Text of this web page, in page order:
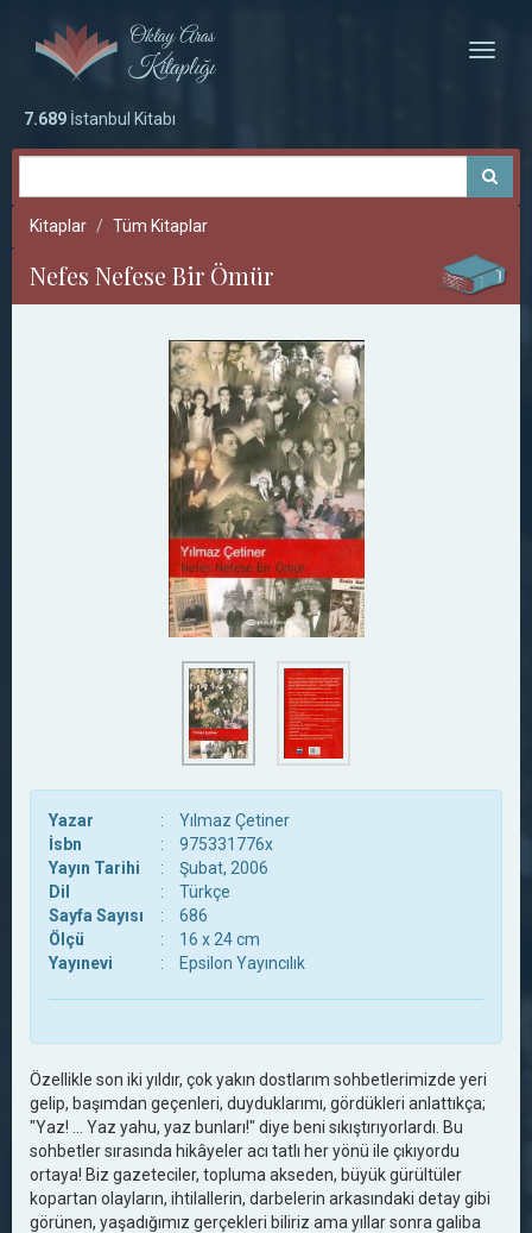
Toggle
7.689 İstanbul Kitabı
Kitaplar Tüm Kitaplar
Nefes Nefese Bir Ömür
Yazar :
Yılmaz Çetiner
İsbn
:
975331776x
Yayın Tarihi
:
Şubat, 2006
Dil
:
Türkçe
Sayfa Sayısı
:
686
Ölçü
:
16 x 24 cm
Yayınevi
: Epsilon Yayıncılık
Özellikle son iki yıldır, çok yakın dostlarım sohbetlerimizde yeri
gelip, başımdan geçenleri, duyduklarımı, gördükleri anlattıkça;
"Yaz! ... Yaz yahu, yaz bunları!" diye beni sıkıştırıyorlardı. Bu
sohbetler sırasında hikâyeler acı tatlı her yönü ile çıkıyordu
ortaya! Biz gazeteciler, topluma akseden, büyük gürültüler
kopartan olayların, ihtilallerin, darbelerin arkasındaki detay gibi
görünen, yaşadığımız gerçekleri biliriz ama yıllar sonra galiba